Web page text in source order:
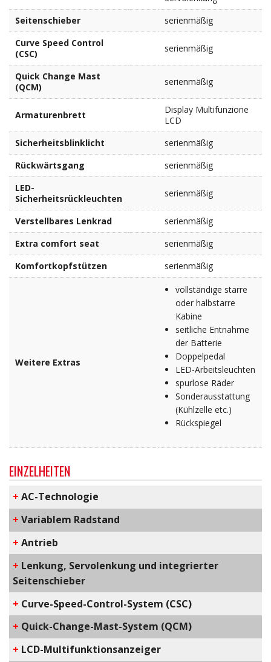
Seitenschieber
serienmäßig
Curve Speed Control
(CSC)
serienmäßig
Quick Change Mast
(QCM)
serienmäßig
Armaturenbrett
Display Multifunzione
LCD
Sicherheitsblinklicht
serienmäßig
Rückwärtsgang
serienmäßig
LED-
Sicherheitsrückleuchten
serienmäßig
Verstellbares Lenkrad
serienmäßig
Extra comfort seat
serienmäßig
Komfortkopfstützen
serienmäßig
Weitere Extras
vollständige starre
oder halbstarre
Kabine
seitliche Entnahme
der Batterie
Doppelpedal
LED-Arbeitsleuchten
spurlose Räder
Sonderausstattung
(Kühlzelle etc.)
Rückspiegel
EINZELHEITEN
+ AC-Technologie
+ Variablem Radstand
+ Antrieb
+ Lenkung, Servolenkung und integrierter
Seitenschieber
+ C​urve-Speed-Control-System​ (CSC)
+ Q​uick-Change-Mast-System​ (QCM)
+ LCD-Multifunktionsanzeiger